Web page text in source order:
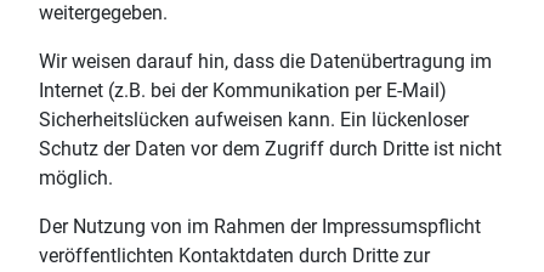
weitergegeben.
Wir weisen darauf hin, dass die Datenübertragung im
Internet (z.B. bei der Kommunikation per E-Mail)
Sicherheitslücken aufweisen kann. Ein lückenloser
Schutz der Daten vor dem Zugriff durch Dritte ist nicht
möglich.
Der Nutzung von im Rahmen der Impressumspflicht
veröffentlichten Kontaktdaten durch Dritte zur